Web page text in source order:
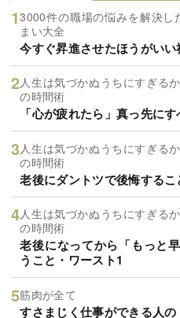
3000件の職場の悩みを解決し
まい大全
今すぐ昇進させたほうがい
人生は気づかぬうちにすぎる
の時間術
「心が疲れたら」真っ先に
人生は気づかぬうちにすぎる
の時間術
老後にダントツで後悔するこ
人生は気づかぬうちにすぎる
の時間術
老後になってから「もっと
うこと・ワースト1
筋肉が全て
すさまじく仕事ができる人